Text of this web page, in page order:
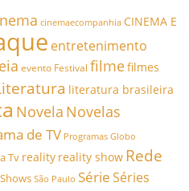
cinemaecompanhia CINEMA E
entretenimento
evento Festival filmefilmes
literatura brasileira
Novela Novelas
de TV Programas Globo
Tv reality reality show Rede
Shows São Paulo SérieSéries